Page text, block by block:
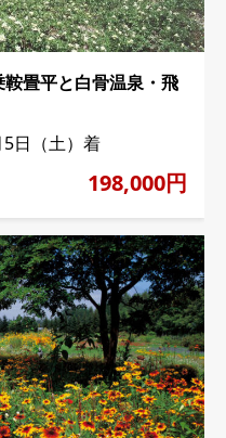
畳平と白骨温泉・飛
日（土）着
198,000円